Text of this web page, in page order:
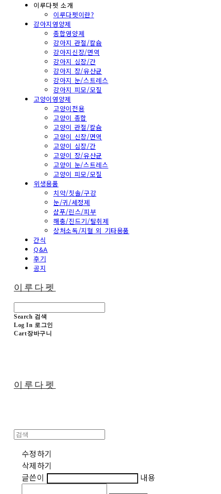
이루다펫 소개
이루다펫이란?
강아지영양제
종합영양제
강아지 관절/칼슘
강아지신장/면역
강아지 심장/간
강아지 장/유산균
강아지 눈/스트레스
강아지 피모/모질
고양이영양제
고양이전용
고양이 종합
고양이 관절/칼슘
고양이 신장/면역
고양이 심장/간
고양이 장/유산균
고양이 눈/스트레스
고양이 피모/모질
위생용품
치약/칫솔/구강
눈/귀/세정제
샴푸/린스/피부
해충/진드기/탈취제
상처소독/지혈 외 기타용품
간식
Q&A
후기
공지
이루다펫
Search 검색
Log In 로그인
Cart장바구니
이루다펫
수정하기
삭제하기
글쓴이
내용